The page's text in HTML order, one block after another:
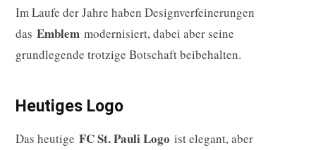
Im Laufe der Jahre haben Designverfeinerungen
das Emblem modernisiert, dabei aber seine
grundlegende trotzige Botschaft beibehalten.
Heutiges Logo
Das heutige FC St. Pauli Logo ist elegant, aber